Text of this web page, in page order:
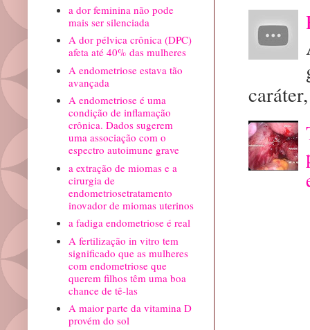
a dor feminina não pode
mais ser silenciada
A dor pélvica crônica (DPC)
afeta até 40% das mulheres
A endometriose estava tão
avançada
A endometriose é uma
condição de inflamação
crônica. Dados sugerem
uma associação com o
espectro autoimune grave
a extração de miomas e a
cirurgia de
endometriosetratamento
inovador de miomas uterinos
a fadiga endometriose é real
A fertilização in vitro tem
significado que as mulheres
com endometriose que
querem filhos têm uma boa
chance de tê-las
A maior parte da vitamina D
provém do sol